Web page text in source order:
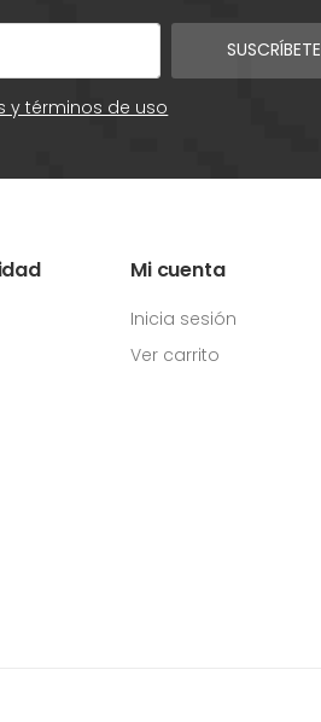
SUSCRÍBETE
y términos de uso
Mi cuenta
Inicia sesión
Ver carrito